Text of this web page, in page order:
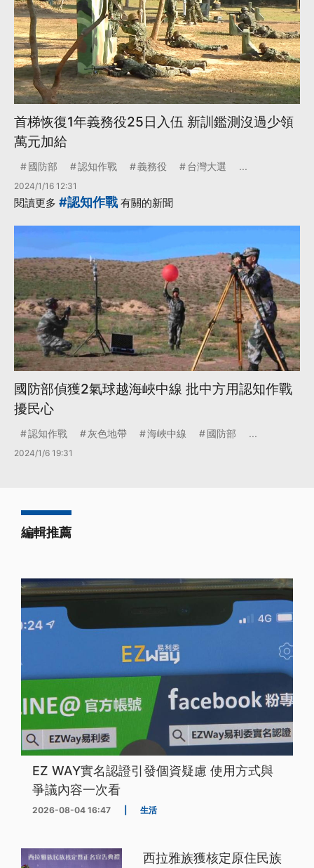
首梯恢復1年義務役25日入伍 新訓鑑測沒過少領
萬元加給
國防部 認知作戰 義務役 台灣大選 ...
2024/1/16 12:31
閱讀更多 #認知作戰有關的新聞
國防部偵獲2氣球越海峽中線 批中方用認知作戰
擾民心
認知作戰 灰色地帶 海峽中線 國防部 ...
2024/1/6 19:31
編輯推薦
EZ WAY實名認證引發個資疑慮 使用方式與
爭議內容一次看
2026-08-04 16:47 生活
西拉雅族獲核定原住民族